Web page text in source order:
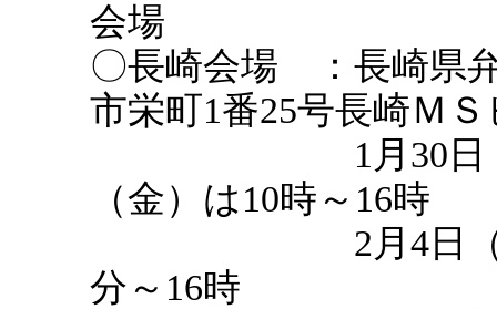
会場
〇長崎会場 ：長崎県
市栄町1番25号長崎Ｍ
1月30日（月
（金）は10時～16時
2月4日（土）
分～16時